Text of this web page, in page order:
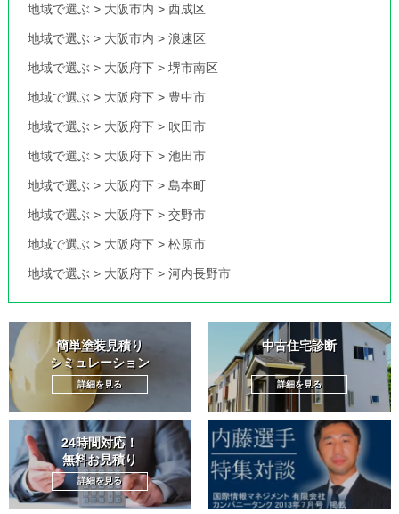
地域で選ぶ > 大阪市内 >西成区
地域で選ぶ > 大阪市内 >浪速区
地域で選ぶ > 大阪府下 >堺市南区
地域で選ぶ > 大阪府下 > 豊中市
地域で選ぶ > 大阪府下 > 吹田市
地域で選ぶ > 大阪府下 >池田市
地域で選ぶ > 大阪府下 >島本町
地域で選ぶ > 大阪府下 >交野市
地域で選ぶ > 大阪府下 >松原市
地域で選ぶ > 大阪府下 >河内長野市
簡単塗装見積り
シミュレーション
詳細を見る
中古住宅診断
詳細を見る
24時間対応！
無料お見積り
詳細を見る